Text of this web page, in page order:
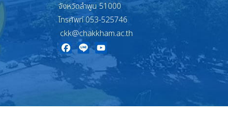
จังหวัดลำพูน 51000
โทรศัพท์ 053-525746
ckk@chakkham.ac.th
Facebook YouTube